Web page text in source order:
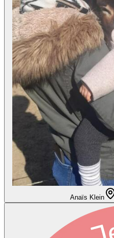
Anaïs Klein